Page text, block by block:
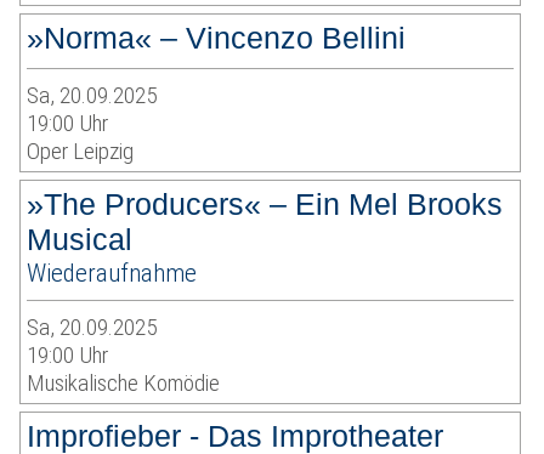
»Norma« – Vincenzo Bellini
Sa, 20.09.2025
19:00 Uhr
Oper Leipzig
»The Producers« – Ein Mel Brooks
Musical
Wiederaufnahme
Sa, 20.09.2025
19:00 Uhr
Musikalische Komödie
Improfieber - Das Improtheater